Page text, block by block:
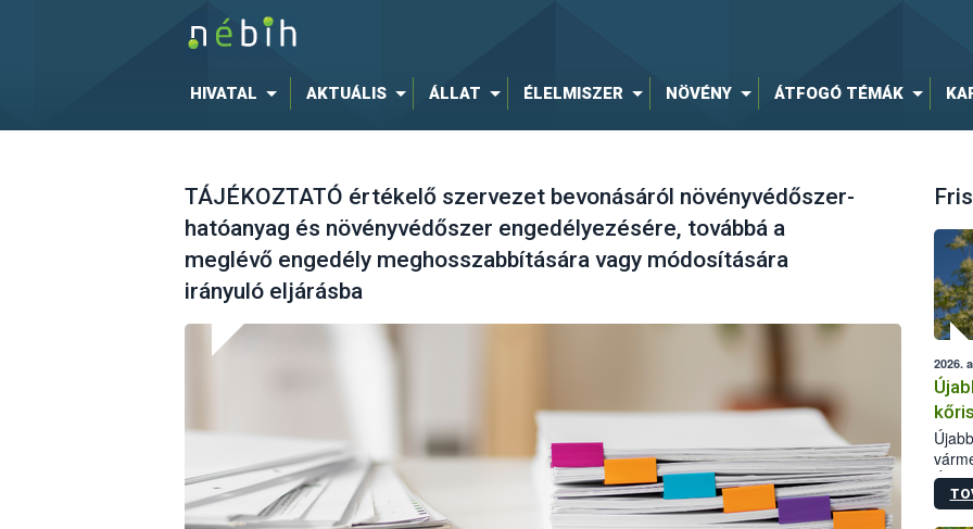
HIVATAL AKTUÁLIS ÁLLAT ÉLELMISZER NÖVÉNY ÁTFOGÓ TÉMÁK
TÁJÉKOZTATÓ értékelő szervezet bevonásáról növényvédőszer-
hatóanyag és növényvédőszer engedélyezésére, továbbá a
meglévő engedély meghosszabbítására vagy módosítására
irányuló eljárásba
2026.